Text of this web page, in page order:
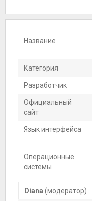
Название
Категория
Разработчик
Официальный
сайт
Язык интерфейса
Операционные
системы
Diana (модератор)